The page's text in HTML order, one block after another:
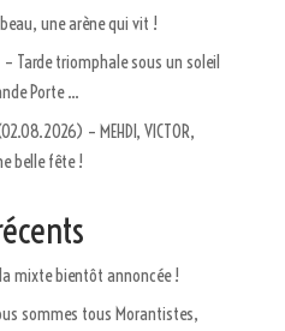
une arène qui vit !
– Tarde triomphale sous un soleil
Porte …
(02.08.2026) – MEHDI, VICTOR,
belle fête !
mixte bientôt annoncée !
sommes tous Morantistes,